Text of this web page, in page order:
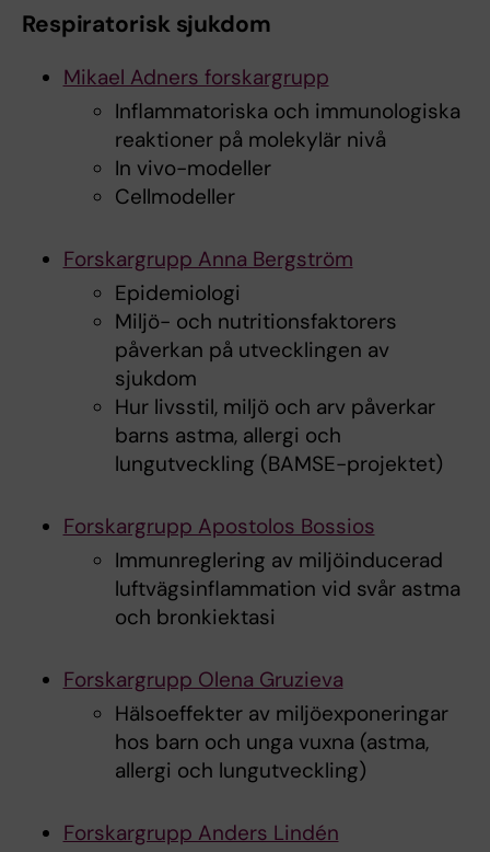
Respiratorisk sjukdom
Mikael Adners forskargrupp
Inflammatoriska och immunologiska
reaktioner på molekylär nivå
In vivo-modeller
Cellmodeller
Forskargrupp Anna Bergström
Epidemiologi
Miljö- och nutritionsfaktorers
påverkan på utvecklingen av
sjukdom
Hur livsstil, miljö och arv påverkar
barns astma, allergi och
lungutveckling (BAMSE-projektet)
Forskargrupp Apostolos Bossios
Immunreglering av miljöinducerad
luftvägsinflammation vid svår astma
och bronkiektasi
Forskargrupp Olena Gruzieva
Hälsoeffekter av miljöexponeringar
hos barn och unga vuxna (astma,
allergi och lungutveckling)
Forskargrupp Anders Lindén